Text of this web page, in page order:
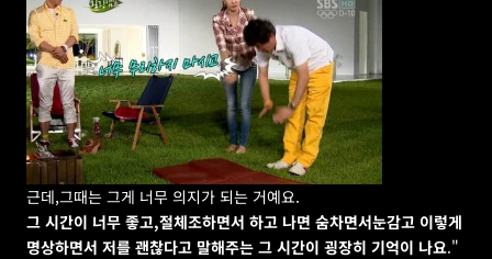
근데,그때는 그게 너무 의지가 되는 거예요.
그 시간이 너무 좋고,절체조하면서 하고 나면 숨차면서눈감고 이렇게
명상하면서 저를 괜찮다고 말해주는 그 시간이 굉장히 기억이 나요."